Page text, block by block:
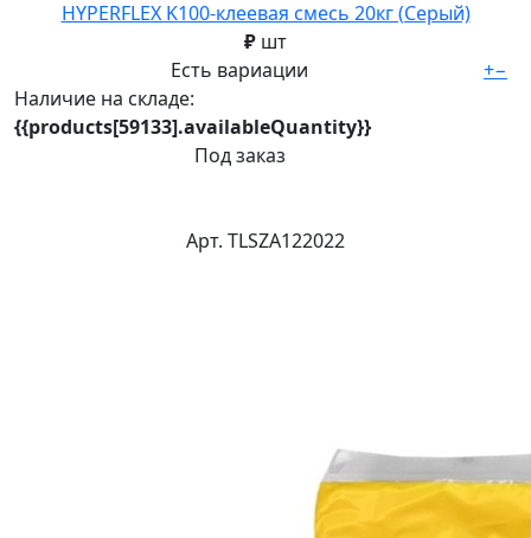
HYPERFLEX K100-клеевая смесь 20кг (Серый)
₽ шт
Есть вариации
Наличие на складе:
{{products[59133].availableQuantity}}
Под заказ
+−
Арт. TLSZA122022